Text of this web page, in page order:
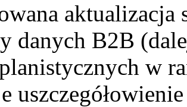
aktualizacja
danych B2B
w